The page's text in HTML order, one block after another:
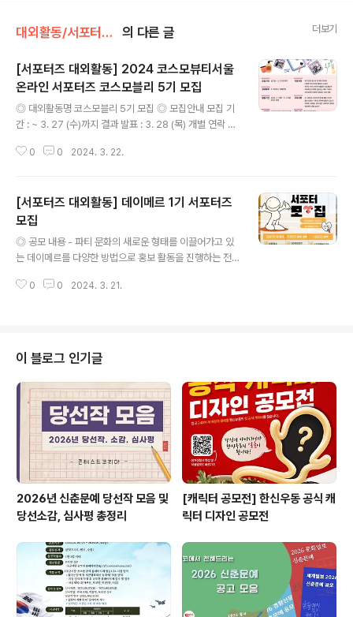
대외활동/서포터즈 • 기자단 의 다른 글 더보기
[서포터즈 대외활동] 2024 코스모뷰티서울
온라인 서포터즈 코스모블리 5기 모집
◎ 대외활동명 코스모블리 5기 모집 ◎ 모집안내 모집 기
간 : ~ 3. 27 (수)까지 결과 발표 : 3. 28 (목) 개별 연락 활
: 00명 지원 자격 : 포스터 내용 참고 ◎ 지원자격 - 뷰티
회/전시회에 관심있는 예비 기획자 - 코스모뷰티서울에 관
심있는 모즌 분들 ◎ 활동혜택 코스모블리 5기 활동 수료
증 발급 10만원 상당의 뷰티박스 증정 2024 코스모뷰티
서울 전일 무료 입장 박람회 스탭 지원 시 우선 선발 최우수
하신 최우수 코스모블리를 선정하여 소..
0 0 2024. 3. 22.
[서포터즈 대외활동] 데이메르 1기 서포터즈
모집
◎ 공모 내용 - 파티 문화의 새로운 형태를 이끌어가고 있
는 데이메르를 다양한 방법으로 홍보 활동을 진행하는 전
를 제대로 즐길 수 있는 분 - 누구보다 친구가 많고 SNS에
로드 - 서포터즈 정기 워크샵 및 회의 참여 - 데이메르 온/
오프라인 홍보활동 ◎ 활동 혜택 - 서포터즈 활동 시 제작,
촬영해 주신 모든 컨텐츠는 향후 데이메르에서 사용할 수
있으며, 필요한 경우 원본 파일 등을 요청드릴 수 있습니다.
- 데이메르 서포터즈 활동은 3개월 동안 진행되며, 활동
0 0 2024. 3. 21.
이 블로그 인기글
2026년 신춘문예 당선작 모음 및
당선소감, 심사평 총정리
[캐릭터 공모전] 한신우동 공식 캐
릭터 디자인 공모전